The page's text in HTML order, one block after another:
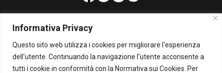
Informativa Privacy
Questo sito web utilizza i cookies per migliorare l'esperienza
dell'utente. Continuando la navigazione l'utente acconsente a
tutti i cookie in conformità con la Normativa sui Cookies. Per
PUBBLICITA'
Per la tua pubblicità su questo Blog:
pubblicita@beppegrillo.it